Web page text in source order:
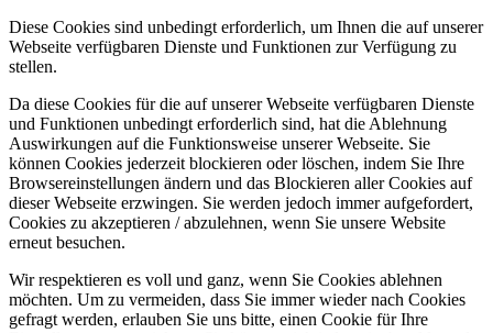
Diese Cookies sind unbedingt erforderlich, um Ihnen die auf unserer
Webseite verfügbaren Dienste und Funktionen zur Verfügung zu
stellen.
Da diese Cookies für die auf unserer Webseite verfügbaren Dienste
und Funktionen unbedingt erforderlich sind, hat die Ablehnung
Auswirkungen auf die Funktionsweise unserer Webseite. Sie
können Cookies jederzeit blockieren oder löschen, indem Sie Ihre
Browsereinstellungen ändern und das Blockieren aller Cookies auf
dieser Webseite erzwingen. Sie werden jedoch immer aufgefordert,
Cookies zu akzeptieren / abzulehnen, wenn Sie unsere Website
erneut besuchen.
Wir respektieren es voll und ganz, wenn Sie Cookies ablehnen
möchten. Um zu vermeiden, dass Sie immer wieder nach Cookies
gefragt werden, erlauben Sie uns bitte, einen Cookie für Ihre